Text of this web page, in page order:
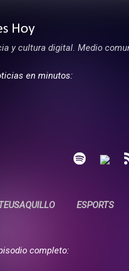
Hoy
y cultura digital. Medio
en minutos:
ESPORTS
completo: